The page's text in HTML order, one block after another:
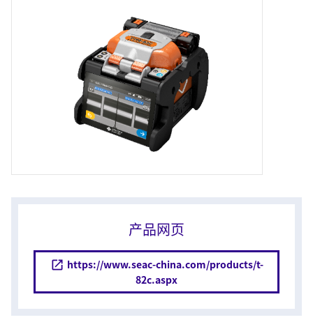
产品网页
https://www.seac-china.com/products/t-
82c.aspx